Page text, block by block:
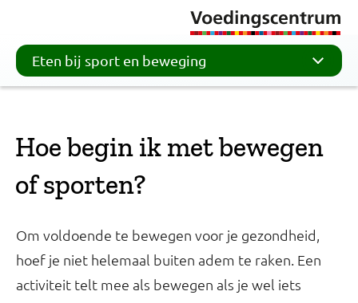
Eten bij sport en beweging
Hoe begin ik met bewegen
of sporten?
Om voldoende te bewegen voor je gezondheid,
hoef je niet helemaal buiten adem te raken. Een
activiteit telt mee als bewegen als je wel iets